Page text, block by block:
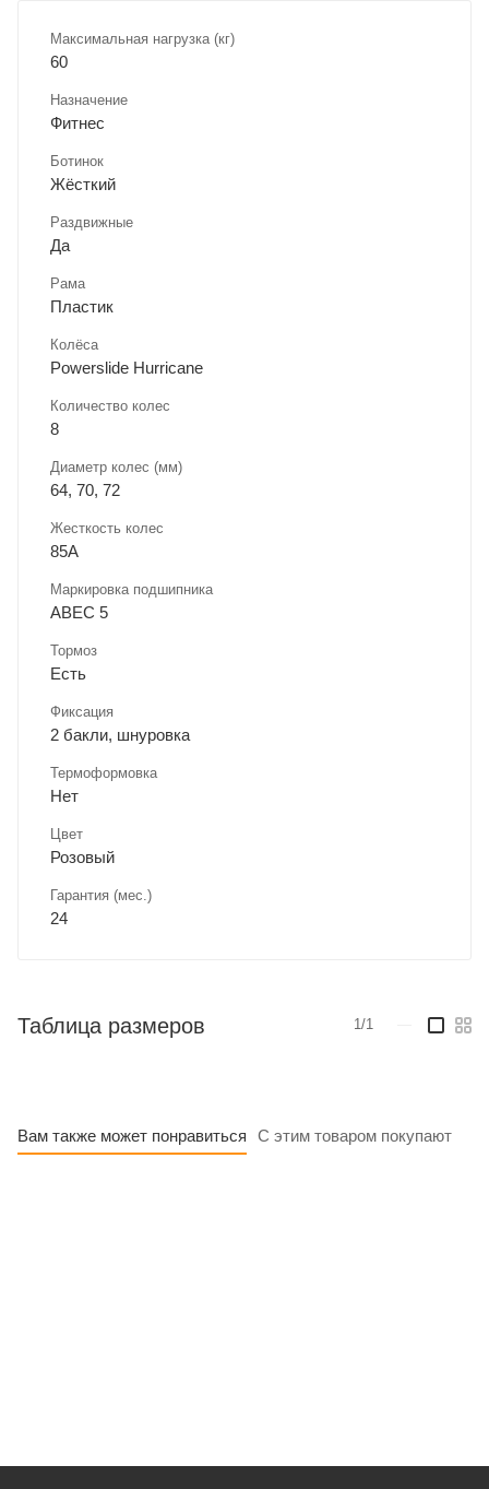
Максимальная нагрузка (кг)
60
Назначение
Фитнес
Ботинок
Жёсткий
Раздвижные
Да
Рама
Пластик
Колёса
Powerslide Hurricane
Количество колес
8
Диаметр колес (мм)
64, 70, 72
Жесткость колес
85A
Маркировка подшипника
ABEC 5
Тормоз
Есть
Фиксация
2 бакли, шнуровка
Термоформовка
Нет
Цвет
Розовый
Гарантия (мес.)
24
Таблица размеров 1/1
Вам также может понравиться С этим товаром покупают